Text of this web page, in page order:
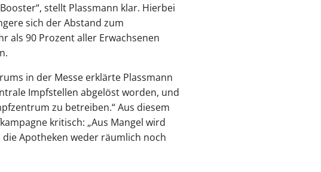
stellt Plassmann klar. Hierbei
sich der Abstand zum
als 90 Prozent aller Erwachsenen
in der Messe erklärte Plassmann
Impfstellen abgelöst worden, und
zu betreiben.“ Aus diesem
kritisch: „Aus Mangel wird
Apotheken weder räumlich noch